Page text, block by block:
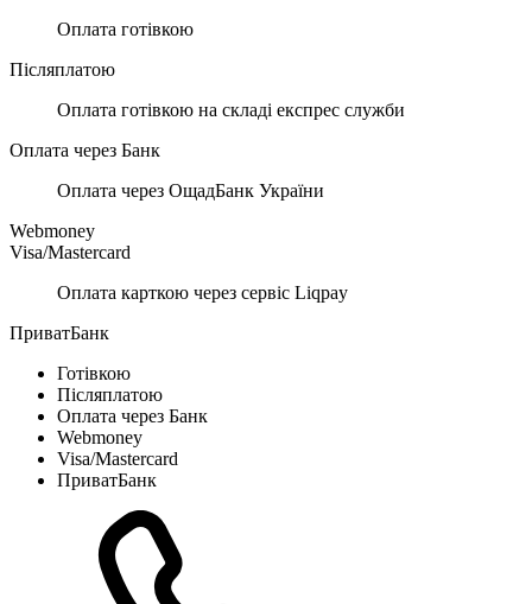
Оплата готівкою
Післяплатою
Оплата готівкою на складі експрес служби
Оплата через Банк
Оплата через ОщадБанк України
Webmoney
Visa/Mastercard
Оплата карткою через сервіс Liqpay
ПриватБанк
Готівкою
Післяплатою
Оплата через Банк
Webmoney
Visa/Mastercard
ПриватБанк